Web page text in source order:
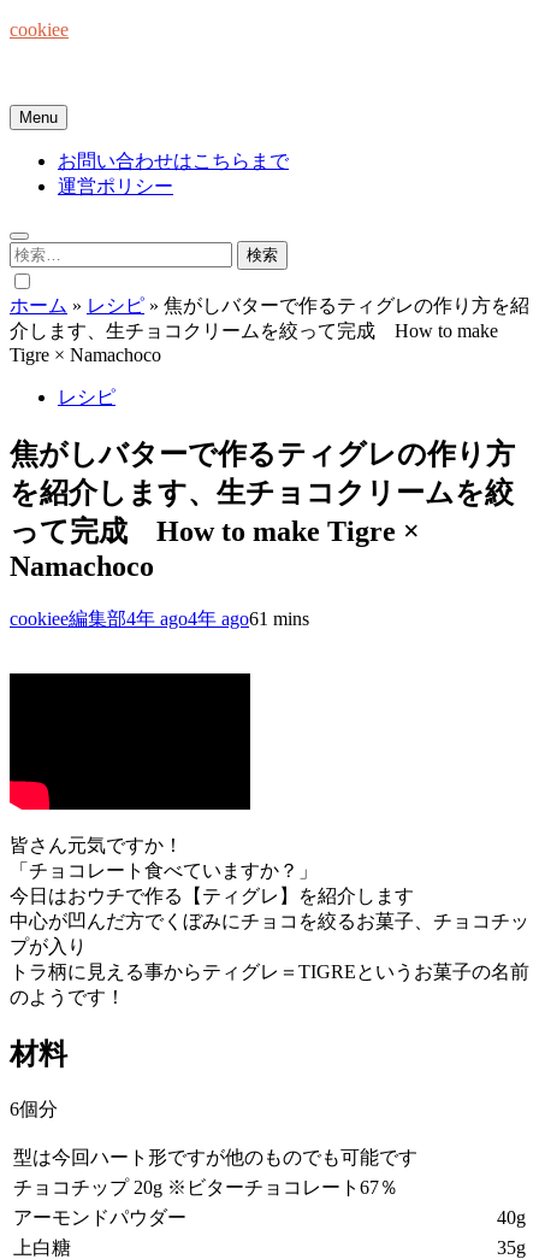
Skip
cookiee
Menu
お問い合わせはこちらまで
運営ポリシー
検
索:
ホーム » レシピ » 焦がしバターで作るティグレの作り方を紹
介します、生チョコクリームを絞って完成 How to make
Tigre × Namachoco
レシピ
焦がしバターで作るティグレの作り方
を紹介します、生チョコクリームを絞
って完成 How to make Tigre ×
Namachoco
cookiee編集部4年 ago4年 ago61 mins
皆さん元気ですか！
「チョコレート食べていますか？」
今日はおウチで作る【ティグレ】を紹介します
中心が凹んだ方でくぼみにチョコを絞るお菓子、チョコチッ
プが入り
トラ柄に見える事からティグレ＝TIGREというお菓子の名前
のようです！
材料
6個分
型は今回ハート形ですが他のものでも可能です
チョコチップ 20g ※ビターチョコレート67％
アーモンドパウダー
40g
上白糖
35g